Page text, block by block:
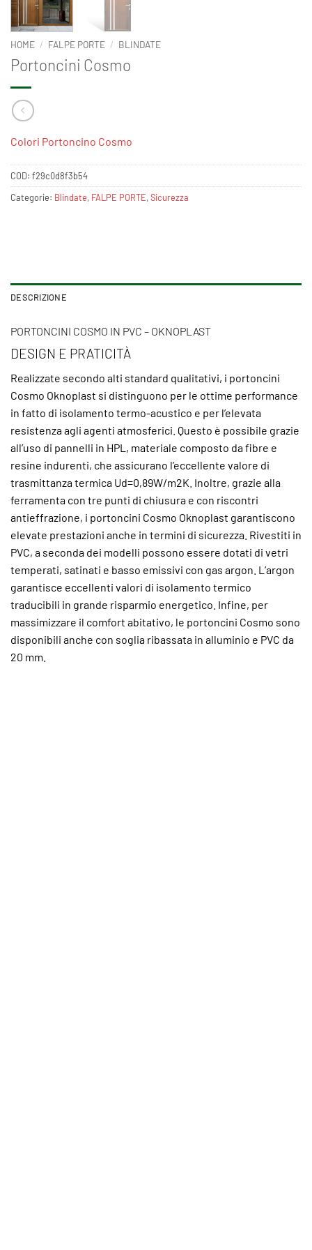
HOME / FALPE PORTE / BLINDATE
Portoncini Cosmo
Colori Portoncino Cosmo
COD: f29c0d8f3b54
Categorie: Blindate, FALPE PORTE,Sicurezza
DESCRIZIONE
PORTONCINI COSMO IN PVC – OKNOPLAST
DESIGN E PRATICITÀ
Realizzate secondo alti standard qualitativi, i portoncini
Cosmo Oknoplast si distinguono per le ottime performance
in fatto di isolamento termo-acustico e per l’elevata
resistenza agli agenti atmosferici. Questo è possibile grazie
all’uso di pannelli in HPL, materiale composto da fibre e
resine indurenti, che assicurano l’eccellente valore di
trasmittanza termica Ud=0,89W/m2K. Inoltre, grazie alla
ferramenta con tre punti di chiusura e con riscontri
antieffrazione, i portoncini Cosmo Oknoplast garantiscono
elevate prestazioni anche in termini di sicurezza. Rivestiti in
PVC, a seconda dei modelli possono essere dotati di vetri
temperati, satinati e basso emissivi con gas argon. L’argon
garantisce eccellenti valori di isolamento termico
traducibili in grande risparmio energetico. Infine, per
massimizzare il comfort abitativo, le portoncini Cosmo sono
disponibili anche con soglia ribassata in alluminio e PVC da
20 mm.